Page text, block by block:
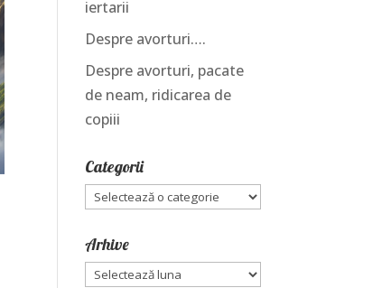
iertarii
Despre avorturi….
Despre avorturi, pacate
de neam, ridicarea de
copiii
Categorii
Categorii
Arhive
Arhive